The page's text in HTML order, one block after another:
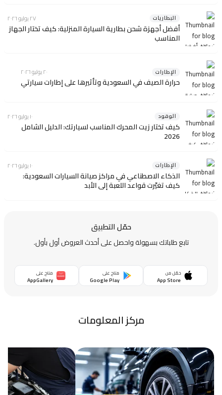
البطاريات ٢٧ يوليو ٢٠٢٦
أفضل أجهزة شحن بطارية السيارة المنزلية: كيف تختار الجهاز
المناسب
الإطارات ٢٠ يوليو ٢٠٢٦
حرارة الصيف في السعودية وتأثيرها على إطارات سيارتي
الوقود ١٠ يوليو ٢٠٢٦
كيف تختار زيت المحرك المناسب لسيارتك: الدليل الشامل
2026
الإطارات ١٠ يوليو ٢٠٢٦
الذكاء الاصطناعي في مراكز صيانة السيارات السعودية:
كيف تغيّرت قواعد اللعبة إلى الأبد
حمّل التطبيق
تابع طلباتك بسهولة واحصل على أحدث العروض أول بأول.
حمّل من
App Store
متاح على
Google Play
متاح على
AppGallery
مركز المعلومات